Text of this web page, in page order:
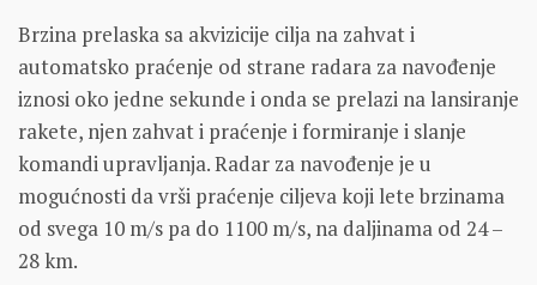
Brzina prelaska sa akvizicije cilja na zahvat i
automatsko praćenje od strane radara za navođenje
iznosi oko jedne sekunde i onda se prelazi na lansiranje
rakete, njen zahvat i praćenje i formiranje i slanje
komandi upravljanja. Radar za navođenje je u
mogućnosti da vrši praćenje ciljeva koji lete brzinama
od svega 10 m/s pa do 1100 m/s, na daljinama od 24 –
28 km.